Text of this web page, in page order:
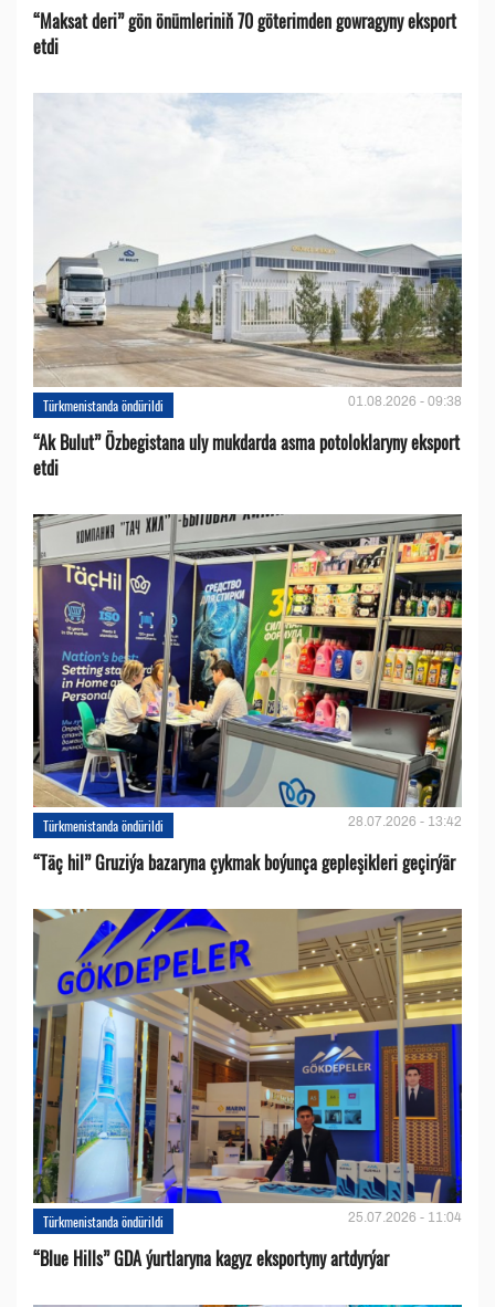
“Maksat deri” gön önümleriniň 70 göterimden gowragyny eksport
etdi
Türkmenistanda öndürildi 01.08.2026 - 09:38
“Ak Bulut” Özbegistana uly mukdarda asma potoloklaryny eksport
etdi
Türkmenistanda öndürildi 28.07.2026 - 13:42
“Täç hil” Gruziýa bazaryna çykmak boýunça gepleşikleri geçirýär
Türkmenistanda öndürildi 25.07.2026 - 11:04
“Blue Hills” GDA ýurtlaryna kagyz eksportyny artdyrýar